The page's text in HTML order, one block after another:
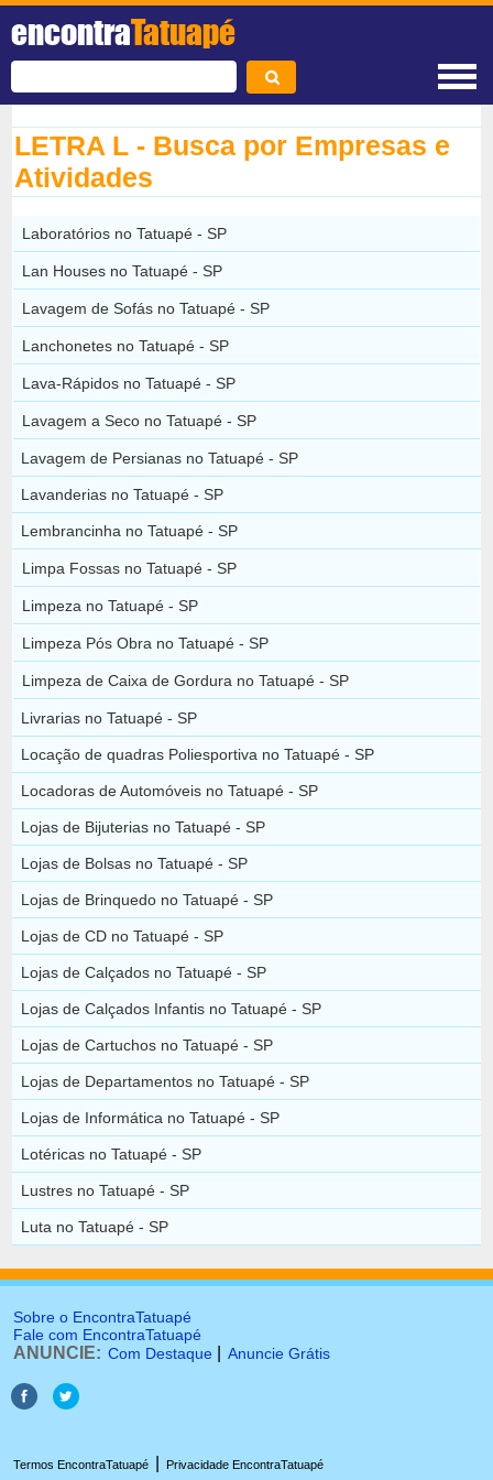
encontraTatuapé
LETRA L - Busca por Empresas e
Atividades
Laboratórios no Tatuapé - SP
Lan Houses no Tatuapé - SP
Lavagem de Sofás no Tatuapé - SP
Lanchonetes no Tatuapé - SP
Lava-Rápidos no Tatuapé - SP
Lavagem a Seco no Tatuapé - SP
Lavagem de Persianas no Tatuapé - SP
Lavanderias no Tatuapé - SP
Lembrancinha no Tatuapé - SP
Limpa Fossas no Tatuapé - SP
Limpeza no Tatuapé - SP
Limpeza Pós Obra no Tatuapé - SP
Limpeza de Caixa de Gordura no Tatuapé - SP
Livrarias no Tatuapé - SP
Locação de quadras Poliesportiva no Tatuapé - SP
Locadoras de Automóveis no Tatuapé - SP
Lojas de Bijuterias no Tatuapé - SP
Lojas de Bolsas no Tatuapé - SP
Lojas de Brinquedo no Tatuapé - SP
Lojas de CD no Tatuapé - SP
Lojas de Calçados no Tatuapé - SP
Lojas de Calçados Infantis no Tatuapé - SP
Lojas de Cartuchos no Tatuapé - SP
Lojas de Departamentos no Tatuapé - SP
Lojas de Informática no Tatuapé - SP
Lotéricas no Tatuapé - SP
Lustres no Tatuapé - SP
Luta no Tatuapé - SP
Sobre o EncontraTatuapé
Fale com EncontraTatuapé
ANUNCIE: Com Destaque Anuncie Grátis
Termos EncontraTatuapé Privacidade EncontraTatuapé